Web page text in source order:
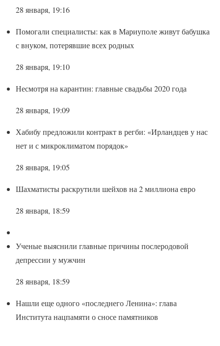
28 января, 19:16
Помогали специалисты: как в Мариуполе живут бабушка
с внуком, потерявшие всех родных
28 января, 19:10
Несмотря на карантин: главные свадьбы 2020 года
28 января, 19:09
Хабибу предложили контракт в регби: «Ирландцев у нас
нет и с микроклиматом порядок»
28 января, 19:05
Шахматисты раскрутили шейхов на 2 миллиона евро
28 января, 18:59
Ученые выяснили главные причины послеродовой
депрессии у мужчин
28 января, 18:59
Нашли еще одного «последнего Ленина»: глава
Института нацпамяти о сносе памятников